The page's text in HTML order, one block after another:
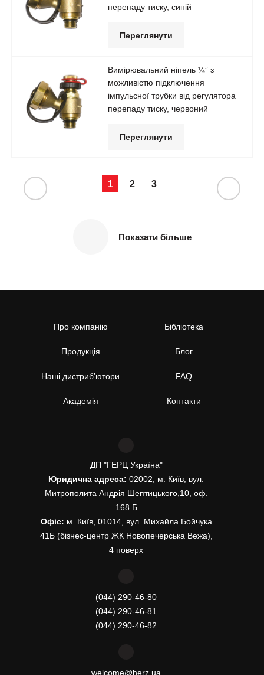
перепаду тиску, синій
Переглянути
Вимірювальний ніпель ¼” з
можливістю підключення
імпульсної трубки від регулятора
перепаду тиску, червоний
Переглянути
1 2 3
Показати більше
Про компанію
Продукція
Наші дистриб’ютори
Академія
Бібліотека
Блог
FAQ
Контакти
ДП "ГЕРЦ Україна"
Юридична адреса: 02002, м. Київ, вул.
Митрополита Андрія Шептицького,10, оф.
168 Б
Офіс: м. Київ, 01014, вул. Михайла Бойчука
41Б (бізнес-центр ЖК Новопечерська Вежа),
4 поверх
(044) 290-46-80
(044) 290-46-81
(044) 290-46-82
welcome@herz.ua